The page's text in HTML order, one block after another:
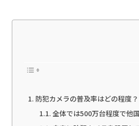
防犯カメラの普及率はどの程度？
全体では500万台程度で他